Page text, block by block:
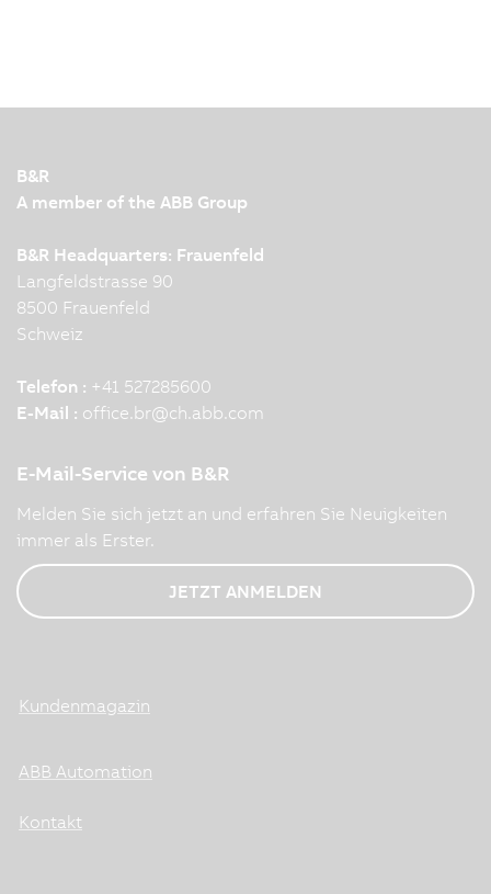
B&R
A member of the ABB Group
B&R Headquarters: Frauenfeld
Langfeldstrasse 90
8500 Frauenfeld
Schweiz
Telefon : +41 527285600
E-Mail : office.br@ch.abb.com
E-Mail-Service von B&R
Melden Sie sich jetzt an und erfahren Sie Neuigkeiten
immer als Erster.
JETZT ANMELDEN
Kundenmagazin
ABB Automation
Kontakt